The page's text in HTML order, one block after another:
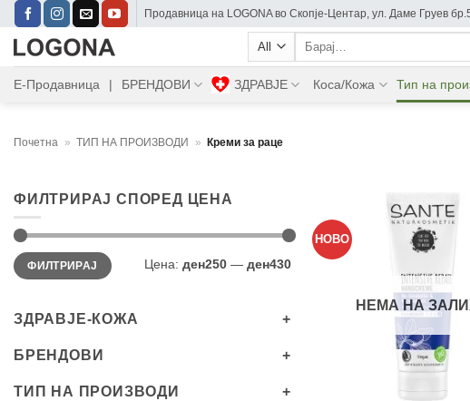
Skip
content
Прoдавница на LOGONA во Скопје-Центар, ул. Даме Груев
Барај:
Е-Продавница | БРЕНДОВИ ЗДРАВЈЕ Коса/Кожа Тип на
Почетна » ТИП НА ПРОИЗВОДИ » Креми за раце
ФИЛТРИРАЈ СПОРЕД ЦЕНА
Мин.
цена
Максимална
ценаФИЛТРИРАЈ Цена: ден250 — ден430
ЗДРАВЈЕ-КОЖА
БРЕНДОВИ
ТИП НА ПРОИЗВОДИ
НОВО
НЕМА НА